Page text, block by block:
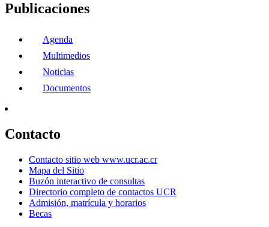
Publicaciones
Agenda
Multimedios
Noticias
Documentos
Contacto
Contacto sitio web www.ucr.ac.cr
Mapa del Sitio
Buzón interactivo de consultas
Directorio completo de contactos UCR
Admisión, matrícula y horarios
Becas